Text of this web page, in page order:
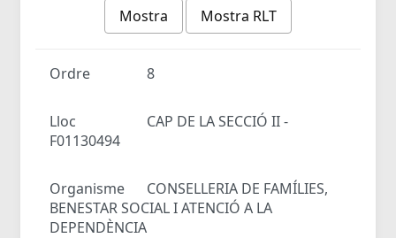
Mostra
Mostra RLT
Ordre 8
Lloc
CAP DE LA SECCIÓ II -
F01130494
Organisme
CONSELLERIA DE FAMÍLIES,
BENESTAR SOCIAL I ATENCIÓ A LA
DEPENDÈNCIA